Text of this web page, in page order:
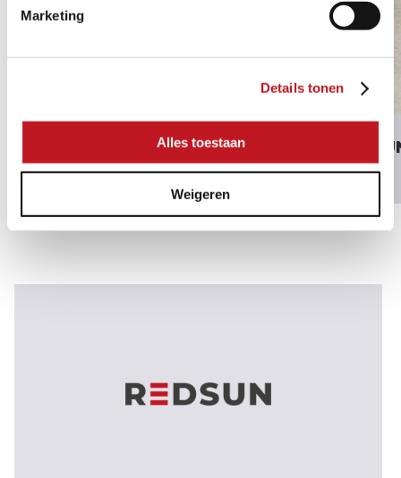
Marketing
Details tonen
Alles toestaan
Weigeren
CERASUN RECCO
GREIGE
DESERT